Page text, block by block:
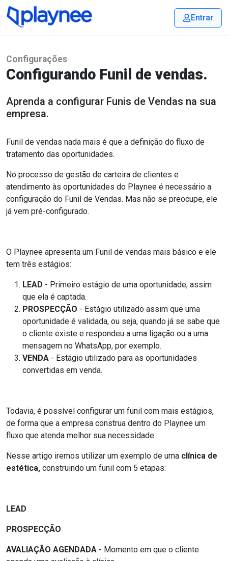
Entrar
Configurações
Configurando Funil de vendas.
Aprenda a configurar Funis de Vendas na sua
empresa.
Funil de vendas nada mais é que a definição do fluxo de
tratamento das oportunidades.
No processo de gestão de carteira de clientes e
atendimento às oportunidades do Playnee é necessário a
configuração do Funil de Vendas. Mas não se preocupe, ele
já vem pré-configurado.
O Playnee apresenta um Funil de vendas mais básico e ele
tem três estágios:
LEAD - Primeiro estágio de uma oportunidade, assim
que ela é captada.
PROSPECÇÃO - Estágio utilizado assim que uma
oportunidade é validada, ou seja, quando já se sabe que
o cliente existe e respondeu a uma ligação ou a uma
mensagem no WhatsApp, por exemplo.
VENDA - Estágio utilizado para as oportunidades
convertidas em venda.
Todavia, é possível configurar um funil com mais estágios,
de forma que a empresa construa dentro do Playnee um
fluxo que atenda melhor sua necessidade.
Nesse artigo iremos utilizar um exemplo de uma clínica de
estética, construindo um funil com 5 etapas:
LEAD
PROSPECÇÃO
AVALIAÇÃO AGENDADA - Momento em que o cliente